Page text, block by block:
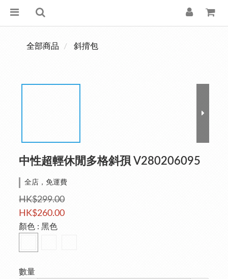
全部商品 斜揹包
中性超輕休閒多格斜孭 V280206095
全店，免運費
HK$299.00
HK$260.00
顏色 : 黑色
數量